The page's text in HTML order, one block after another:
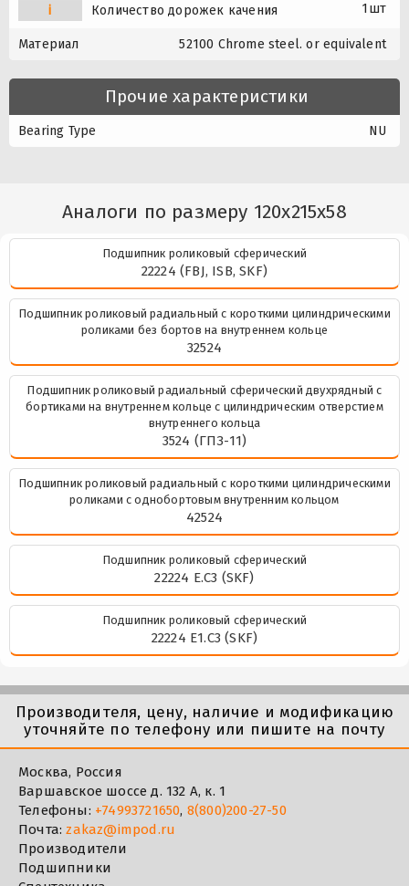
i Количество дорожек качения 1шт
Материал 52100 Chrome steel. or equivalent
Прочие характеристики
Bearing Type NU
Аналоги по размеру 120x215x58
Подшипник роликовый сферический
22224 (FBJ, ISB, SKF)
Подшипник роликовый радиальный с короткими цилиндрическими
роликами без бортов на внутреннем кольце
32524
Подшипник роликовый радиальный сферический двухрядный с
бортиками на внутреннем кольце с цилиндрическим отверстием
внутреннего кольца
3524 (ГПЗ-11)
Подшипник роликовый радиальный с короткими цилиндрическими
роликами с однобортовым внутренним кольцом
42524
Подшипник роликовый сферический
22224 E.C3 (SKF)
Подшипник роликовый сферический
22224 E1.C3 (SKF)
Производителя, цену, наличие и модификацию
уточняйте по телефону или пишите на почту
Москва, Россия
Варшавское шоссе д. 132 А, к. 1
Телефоны: +74993721650, 8(800)200-27-50
Почта:zakaz@impod.ru
Производители
Подшипники